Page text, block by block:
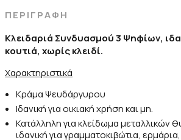
ΠΕΡΙΓΡΑΦΗ
Κλειδαριά Συνδυασμού 3 Ψηφίων,
κουτιά, χωρίς κλειδί.
Χαρακτηριστικά
Κράμα Ψευδάργυρου
Ιδανική για οικιακή χρήση και μη.
Κατάλληλη για κλείδωμα
ιδανική για γραμματοκιβώτια,